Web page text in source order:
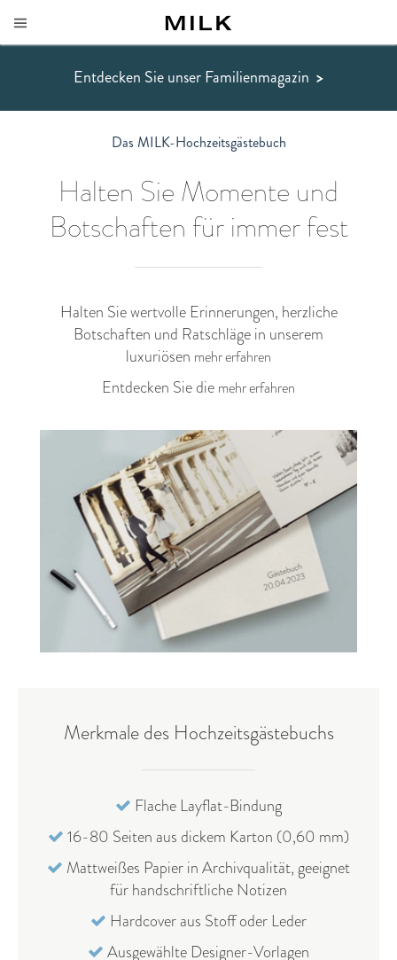
Entdecken Sie unser Familienmagazin >
Das MILK-Hochzeitsgästebuch
Halten Sie Momente und
Botschaften für immer fest
Halten Sie wertvolle Erinnerungen, herzliche
Botschaften und Ratschläge in unserem
luxuriösen mehr erfahren
Entdecken Sie die mehr erfahren
Merkmale des Hochzeitsgästebuchs
Flache Layflat-Bindung
16-80 Seiten aus dickem Karton (0,60 mm)
Mattweißes Papier in Archivqualität, geeignet
für handschriftliche Notizen
Hardcover aus Stoff oder Leder
Ausgewählte Designer-Vorlagen